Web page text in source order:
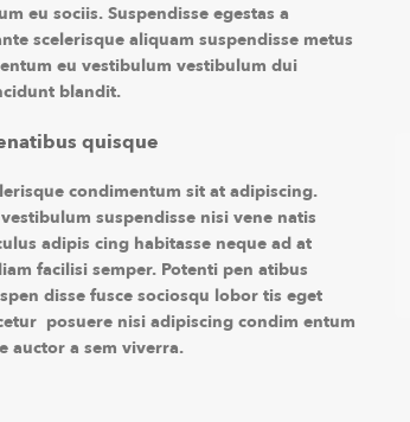
eu sociis. Suspendisse egestas a
scelerisque aliquam suspendisse metus
eu vestibulum vestibulum dui
blandit.
quisque
condimentum sit at adipiscing.
suspendisse nisi vene natis
adipis cing habitasse neque ad at
facilisi semper. Potenti pen atibus
disse fusce sociosqu lobor tis eget
posuere nisi adipiscing condim entum
auctor a sem viverra.